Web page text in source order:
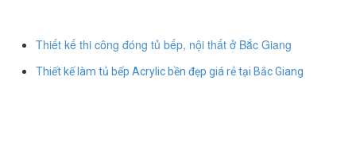
Thiết kế thi công đóng tủ bếp, nội thất ở Bắc Giang
Thiết kế làm tủ bếp Acrylic bền đẹp giá rẻ tại Bắc Giang